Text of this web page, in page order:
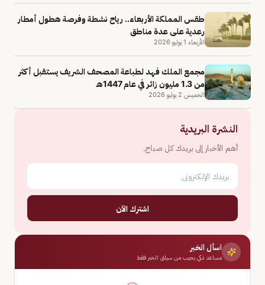
طقس المملكة الأربعاء.. رياح نشطة وفرصة هطول أمطار
رعدية على عدة مناطق
الأربعاء 1 يوليو 2026
مجمع الملك فهد لطباعة المصحف الشريف يستقبل أكثر
من 1.3 مليون زائر في عام 1447هـ
الخميس 2 يوليو 2026
النشرة البريدية
أهم الأخبار إلى بريدك كل صباح.
اشترك الآن
اسأل الخبر
مساعد ذكي يجيب من سياق الخبر فقط